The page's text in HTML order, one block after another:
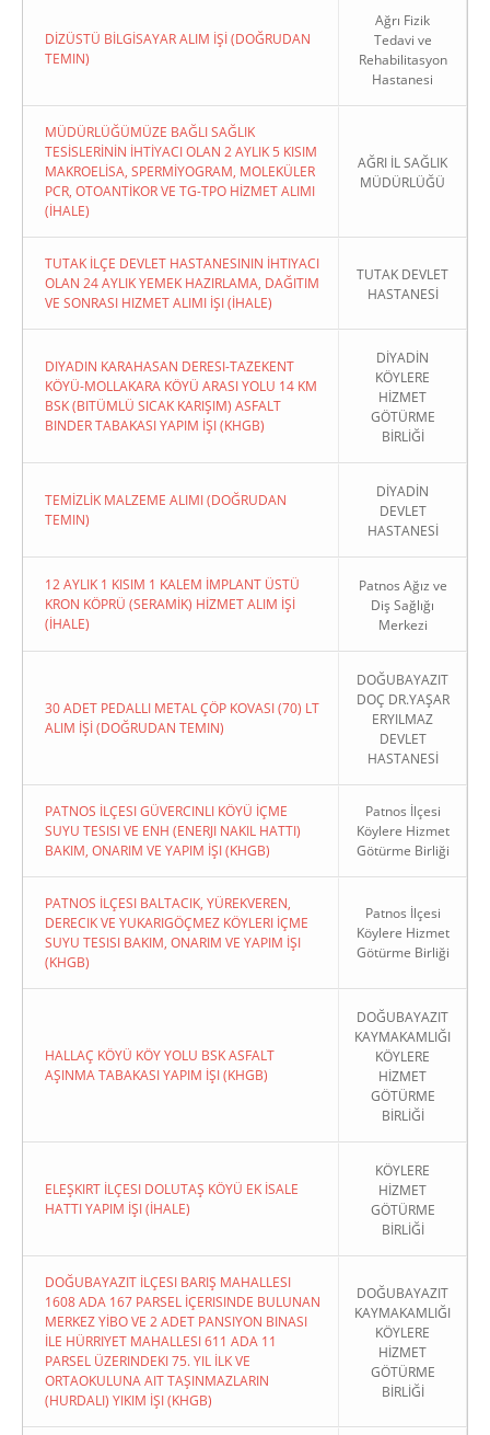
DİZÜSTÜ BİLGİSAYAR ALIM İŞİ (DOĞRUDAN
TEMIN)
Ağrı Fizik
Tedavi ve
Rehabilitasyon
Hastanesi
MÜDÜRLÜĞÜMÜZE BAĞLI SAĞLIK
TESİSLERİNİN İHTİYACI OLAN 2 AYLIK 5 KISIM
MAKROELİSA, SPERMİYOGRAM, MOLEKÜLER
PCR, OTOANTİKOR VE TG-TPO HİZMET ALIMI
(İHALE)
AĞRI İL SAĞLIK
MÜDÜRLÜĞÜ
TUTAK İLÇE DEVLET HASTANESININ İHTIYACI
OLAN 24 AYLIK YEMEK HAZIRLAMA, DAĞITIM
VE SONRASI HIZMET ALIMI İŞI (İHALE)
TUTAK DEVLET
HASTANESİ
DIYADIN KARAHASAN DERESI-TAZEKENT
KÖYÜ-MOLLAKARA KÖYÜ ARASI YOLU 14 KM
BSK (BITÜMLÜ SICAK KARIŞIM) ASFALT
BINDER TABAKASI YAPIM İŞI (KHGB)
DİYADİN
KÖYLERE
HİZMET
GÖTÜRME
BİRLİĞİ
TEMİZLİK MALZEME ALIMI (DOĞRUDAN
TEMIN)
DİYADİN
DEVLET
HASTANESİ
12 AYLIK 1 KISIM 1 KALEM İMPLANT ÜSTÜ
KRON KÖPRÜ (SERAMİK) HİZMET ALIM İŞİ
(İHALE)
Patnos Ağız ve
Diş Sağlığı
Merkezi
30 ADET PEDALLI METAL ÇÖP KOVASI (70) LT
ALIM İŞİ (DOĞRUDAN TEMIN)
DOĞUBAYAZIT
DOÇ DR.YAŞAR
ERYILMAZ
DEVLET
HASTANESİ
PATNOS İLÇESI GÜVERCINLI KÖYÜ İÇME
SUYU TESISI VE ENH (ENERJI NAKIL HATTI)
BAKIM, ONARIM VE YAPIM İŞI (KHGB)
Patnos İlçesi
Köylere Hizmet
Götürme Birliği
PATNOS İLÇESI BALTACIK, YÜREKVEREN,
DERECIK VE YUKARIGÖÇMEZ KÖYLERI İÇME
SUYU TESISI BAKIM, ONARIM VE YAPIM İŞI
(KHGB)
Patnos İlçesi
Köylere Hizmet
Götürme Birliği
HALLAÇ KÖYÜ KÖY YOLU BSK ASFALT
AŞINMA TABAKASI YAPIM İŞI (KHGB)
DOĞUBAYAZIT
KAYMAKAMLIĞI
KÖYLERE
HİZMET
GÖTÜRME
BİRLİĞİ
ELEŞKIRT İLÇESI DOLUTAŞ KÖYÜ EK İSALE
HATTI YAPIM İŞI (İHALE)
KÖYLERE
HİZMET
GÖTÜRME
BİRLİĞİ
DOĞUBAYAZIT İLÇESI BARIŞ MAHALLESI
1608 ADA 167 PARSEL İÇERISINDE BULUNAN
MERKEZ YİBO VE 2 ADET PANSIYON BINASI
İLE HÜRRIYET MAHALLESI 611 ADA 11
PARSEL ÜZERINDEKI 75. YIL İLK VE
ORTAOKULUNA AIT TAŞINMAZLARIN
(HURDALI) YIKIM İŞI (KHGB)
DOĞUBAYAZIT
KAYMAKAMLIĞI
KÖYLERE
HİZMET
GÖTÜRME
BİRLİĞİ